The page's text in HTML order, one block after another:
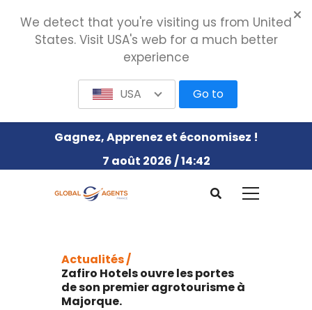
Gagnez, Apprenez et économisez !
7 août 2026 / 14:42
Actualités /
Zafiro Hotels ouvre les portes
de son premier agrotourisme à
Majorque.
We detect that you're visiting us from United
States. Visit USA's web for a much better
experience
USA Go to